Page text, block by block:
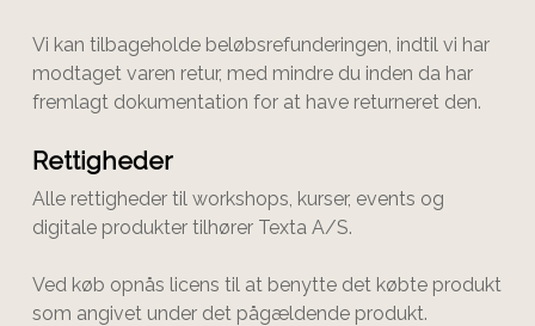
Vi kan tilbageholde beløbsrefunderingen, indtil vi har
modtaget varen retur, med mindre du inden da har
fremlagt dokumentation for at have returneret den.
Rettigheder
Alle rettigheder til workshops, kurser, events og
digitale produkter tilhører Texta A/S.
Ved køb opnås licens til at benytte det købte produkt
som angivet under det pågældende produkt.